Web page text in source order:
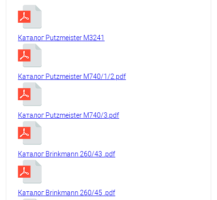
Каталог Putzmeister M3241
Каталог Putzmeister M740/1/2.pdf
Каталог Putzmeister M740/3.pdf
Каталог Brinkmann 260/43 .pdf
Каталог Brinkmann 260/45 .pdf